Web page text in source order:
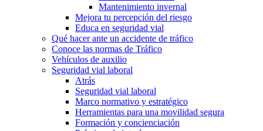
Mantenimiento invernal
Mejora tu percepción del riesgo
Educa en seguridad vial
Qué hacer ante un accidente de tráfico
Conoce las normas de Tráfico
Vehículos de auxilio
Seguridad vial laboral
Atrás
Seguridad vial laboral
Marco normativo y estratégico
Herramientas para una movilidad segura
Formación y concienciación